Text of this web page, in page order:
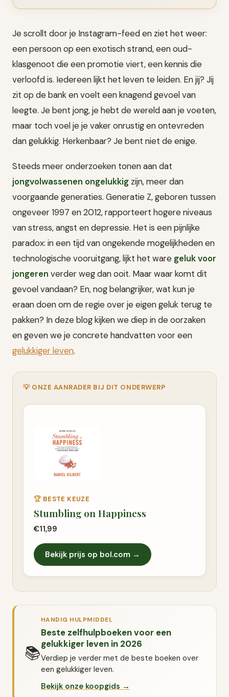
Je scrollt door je Instagram-feed en ziet het weer:
een persoon op een exotisch strand, een oud-
klasgenoot die een promotie viert, een kennis die
verloofd is. Iedereen lijkt het leven te leiden. En jij? Jij
zit op de bank en voelt een knagend gevoel van
leegte. Je bent jong, je hebt de wereld aan je voeten,
maar toch voel je je vaker onrustig en ontevreden
dan gelukkig. Herkenbaar? Je bent niet de enige.
Steeds meer onderzoeken tonen aan dat
jongvolwassenen ongelukkig zijn, meer dan
voorgaande generaties. Generatie Z, geboren tussen
ongeveer 1997 en 2012, rapporteert hogere niveaus
van stress, angst en depressie. Het is een pijnlijke
paradox: in een tijd van ongekende mogelijkheden en
technologische vooruitgang, lijkt het ware geluk voor
jongeren verder weg dan ooit. Maar waar komt dit
gevoel vandaan? En, nog belangrijker, wat kun je
eraan doen om de regie over je eigen geluk terug te
pakken? In deze blog kijken we diep in de oorzaken
en geven we je concrete handvatten voor een
gelukkiger leven.
💡 ONZE AANRADER BIJ DIT ONDERWERP
🏆BESTE KEUZE
Stumbling on Happiness
€11,99
Bekijk prijs op bol.com →
📚
HANDIG HULPMIDDEL
Beste zelfhulpboeken voor een
gelukkiger leven in 2026
Verdiep je verder met de beste boeken over
een gelukkiger leven.
Bekijk onze koopgids →